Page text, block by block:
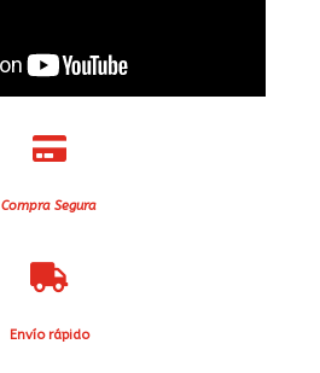

Compra Segura

Envío rápido